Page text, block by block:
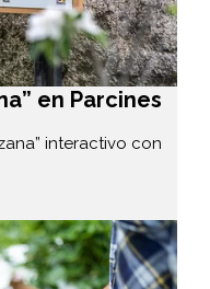
en Parcines
interactivo con